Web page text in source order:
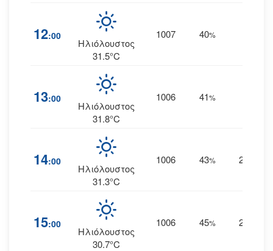
12:00
Ηλιόλουστος
31.5°C
1007 40%
13:00
Ηλιόλουστος
31.8°C
1006 41%
14:00
Ηλιόλουστος
31.3°C
1006 43% 24
15:00
Ηλιόλουστος
30.7°C
1006 45% 24